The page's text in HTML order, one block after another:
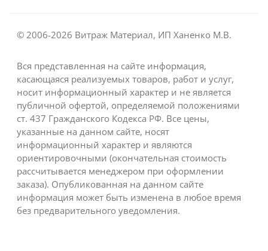
© 2006-2026 Витраж Материал, ИП Ханенко М.В.
Вся представленная на сайте информация,
касающаяся реализуемых товаров, работ и услуг,
носит информационный характер и не является
публичной офертой, определяемой положениями
ст. 437 Гражданского Кодекса РФ. Все цены,
указанные на данном сайте, носят
информационный характер и являются
ориентировочными (окончательная стоимость
рассчитывается менеджером при оформлении
заказа). Опубликованная на данном сайте
информация может быть изменена в любое время
без предварительного уведомления.